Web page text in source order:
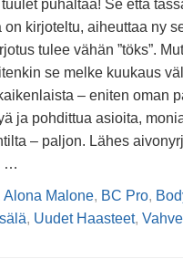
puhaltaa! Se että
kirjoteltu, aiheuttaa ny
tulee vähän ”töks”.
se melke kuukaus
– eniten oman
ja pohdittua asioita,
– paljon. Lähes
…
Alona Malone, BC Pro,
, Uudet Haasteet,